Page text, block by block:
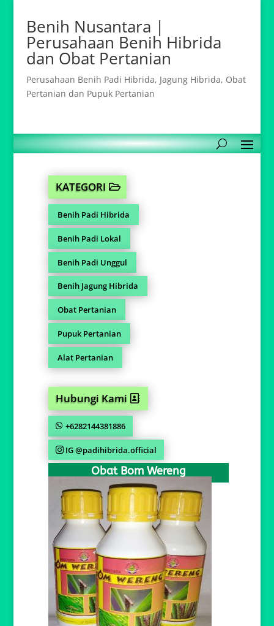
Benih Nusantara |
Perusahaan Benih Hibrida
dan Obat Pertanian
Perusahaan Benih Padi Hibrida, Jagung Hibrida, Obat
Pertanian dan Pupuk Pertanian
KATEGORI
Benih Padi Hibrida
Benih Padi Lokal
Benih Padi Unggul
Benih Jagung Hibrida
Obat Pertanian
Pupuk Pertanian
Alat Pertanian
Hubungi Kami
+6282144381886
IG @padihibrida.official
Obat Bom Wereng